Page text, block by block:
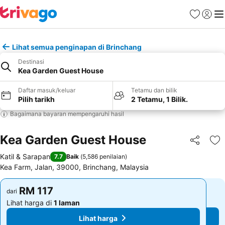
Kegemaran
Daftar
Lihat semua penginapan di Brinchang
Destinasi
Kea Garden Guest House
Daftar masuk/keluar
Pilih tarikh
Tetamu dan bilik
2 Tetamu, 1 Bilik.
Bagaimana bayaran mempengaruhi hasil
Kea Garden Guest House Kongsi
Katil & Sarapan 7.7 Baik (5,586 penilaian)
Kea Farm, Jalan, 39000, Brinchang, Malaysia
dari RM 117
Lihat harga di 1 laman
Lihat harga
dari RM 117
Lihat harga di 1 laman
Lihat harga